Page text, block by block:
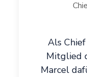
Als
Mitglied
Marcel